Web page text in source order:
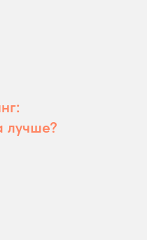
лучше?